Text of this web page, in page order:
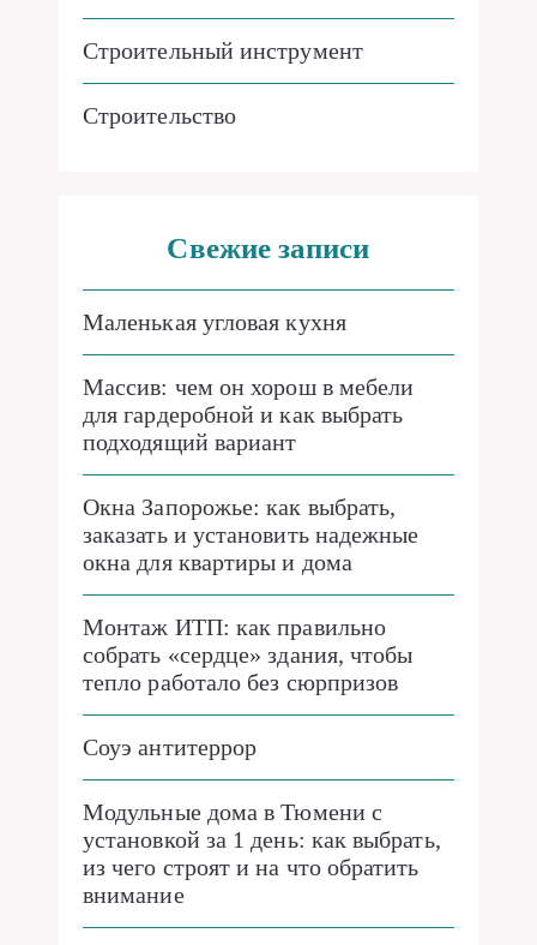
Строительный инструмент
Строительство
Свежие записи
Маленькая угловая кухня
Массив: чем он хорош в мебели
для гардеробной и как выбрать
подходящий вариант
Окна Запорожье: как выбрать,
заказать и установить надежные
окна для квартиры и дома
Монтаж ИТП: как правильно
собрать «сердце» здания, чтобы
тепло работало без сюрпризов
Соуэ антитеррор
Модульные дома в Тюмени с
установкой за 1 день: как выбрать,
из чего строят и на что обратить
внимание